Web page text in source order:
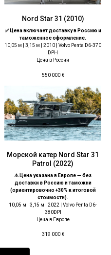
Nord Star 31 (2010)
✅ Цена включает доставку в Россию и
таможенное оформление.
10,05 м | 3,15 м | 2010 | Volvo Penta D6-370
DPH
Цена в России
550 000 €
Морской катер Nord Star 31
Patrol (2022)
⚠️ Цена указана в Европе — без
доставки в Россию и таможни
(ориентировочно +30% к итоговой
стоимости).
10,05 м | 3,15 м | 2022 | Volvo Penta D6-
380DPI
Цена в Европе
319 000 €